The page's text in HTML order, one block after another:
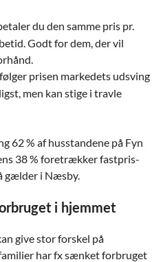
du den samme pris pr.
Godt for dem, der vil
prisen markedets udsving
men kan stige i travle
62 % af husstandene på Fyn
38 % foretrækker fastpris-
gælder i Næsby.
i hjemmet
give stor forskel på
har fx sænket forbruget